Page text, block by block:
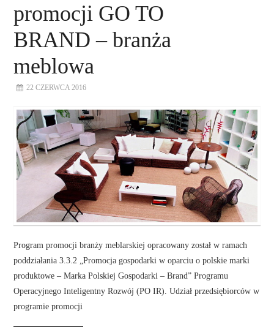
promocji GO TO
BRAND – branża
meblowa
22 CZERWCA 2016
Program promocji branży meblarskiej opracowany został w ramach
poddziałania 3.3.2 „Promocja gospodarki w oparciu o polskie marki
produktowe – Marka Polskiej Gospodarki – Brand” Programu
Operacyjnego Inteligentny Rozwój (PO IR). Udział przedsiębiorców w
programie promocji